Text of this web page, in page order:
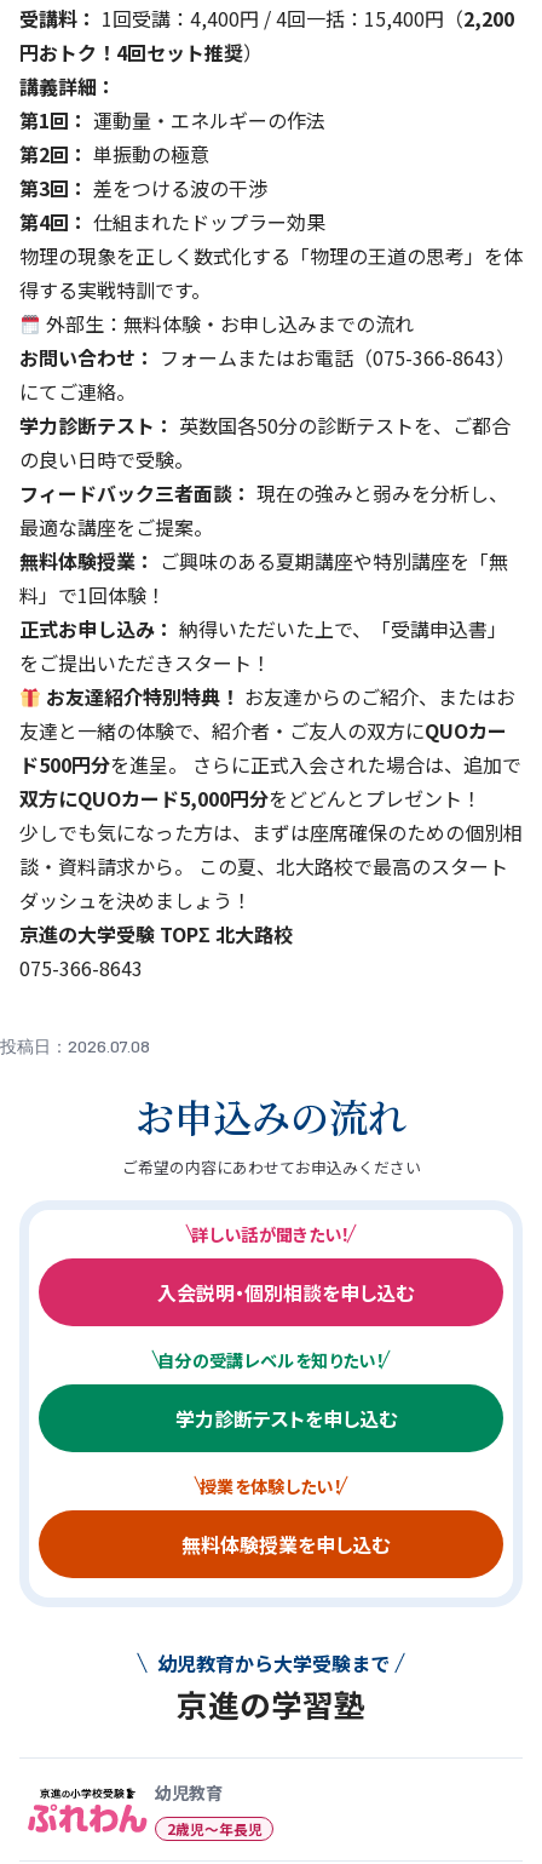
受講料： 1回受講：4,400円 / 4回一括：15,400円（2,200
円おトク！4回セット推奨）
講義詳細：
第1回： 運動量・エネルギーの作法
第2回： 単振動の極意
第3回： 差をつける波の干渉
第4回： 仕組まれたドップラー効果
物理の現象を正しく数式化する「物理の王道の思考」を体
得する実戦特訓です。
外部生：無料体験・お申し込みまでの流れ
お問い合わせ： フォームまたはお電話（075-366-8643）
にてご連絡。
学力診断テスト： 英数国各50分の診断テストを、ご都合
の良い日時で受験。
フィードバック三者面談： 現在の強みと弱みを分析し、
最適な講座をご提案。
無料体験授業： ご興味のある夏期講座や特別講座を「無
料」で1回体験！
正式お申し込み： 納得いただいた上で、「受講申込書」
をご提出いただきスタート！
お友達紹介特別特典！ お友達からのご紹介、またはお
友達と一緒の体験で、紹介者・ご友人の双方にQUOカー
ド500円分を進呈。 さらに正式入会された場合は、追加で
双方にQUOカード5,000円分をどどんとプレゼント！
少しでも気になった方は、まずは座席確保のための個別相
談・資料請求から。 この夏、北大路校で最高のスタート
ダッシュを決めましょう！
京進の大学受験 TOPΣ 北大路校
075-366-8643
投稿日：2026.07.08
お申込みの流れ
ご希望の内容にあわせてお申込みください
詳しい話が聞きたい！
入会説明・個別相談を申し込む
自分の受講レベルを知りたい！
学力診断テストを申し込む
授業を体験したい！
無料体験授業を申し込む
幼児教育から大学受験まで
京進の学習塾
幼児教育
2歳児〜年長児